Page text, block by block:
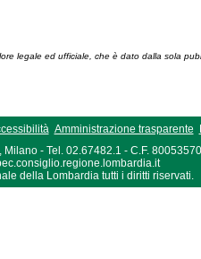
legale ed ufficiale, che è dato dalla sola
Amministrazione trasparente
- Tel. 02.67482.1 - C.F.
della Lombardia tutti i diritti riservati.